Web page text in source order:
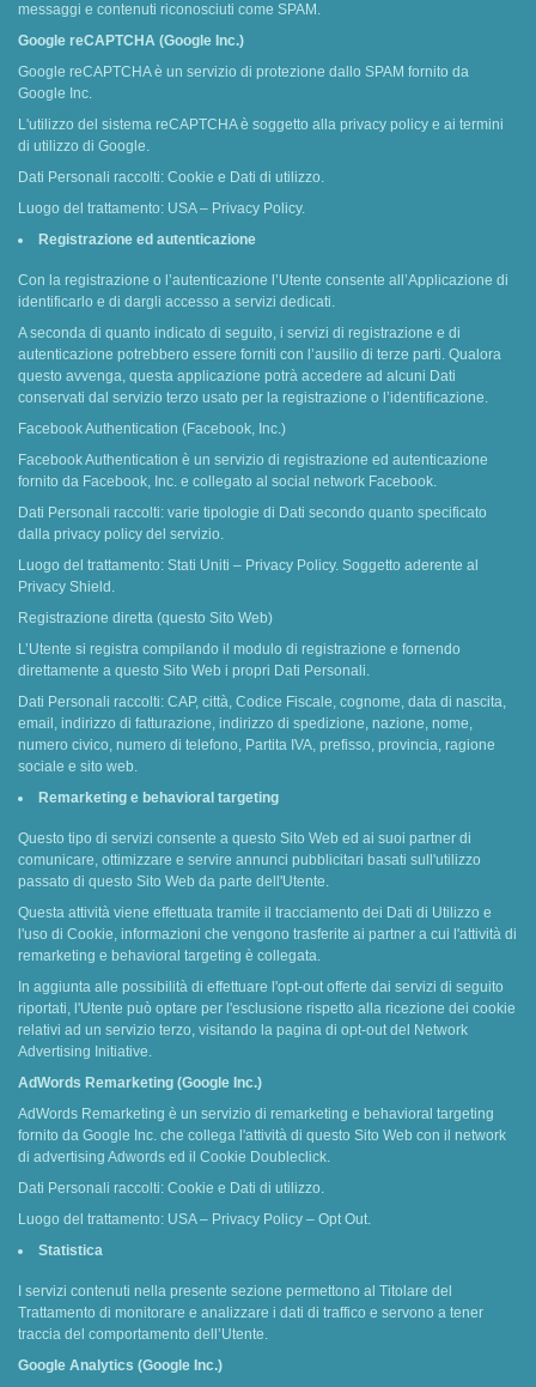
messaggi e contenuti riconosciuti come SPAM.
Google reCAPTCHA (Google Inc.)
Google reCAPTCHA è un servizio di protezione dallo SPAM fornito da
Google Inc.
L'utilizzo del sistema reCAPTCHA è soggetto alla privacy policy e ai termini
di utilizzo di Google.
Dati Personali raccolti: Cookie e Dati di utilizzo.
Luogo del trattamento: USA – Privacy Policy.
Registrazione ed autenticazione
Con la registrazione o l’autenticazione l’Utente consente all’Applicazione di
identificarlo e di dargli accesso a servizi dedicati.
A seconda di quanto indicato di seguito, i servizi di registrazione e di
autenticazione potrebbero essere forniti con l’ausilio di terze parti. Qualora
questo avvenga, questa applicazione potrà accedere ad alcuni Dati
conservati dal servizio terzo usato per la registrazione o l’identificazione.
Facebook Authentication (Facebook, Inc.)
Facebook Authentication è un servizio di registrazione ed autenticazione
fornito da Facebook, Inc. e collegato al social network Facebook.
Dati Personali raccolti: varie tipologie di Dati secondo quanto specificato
dalla privacy policy del servizio.
Luogo del trattamento: Stati Uniti – Privacy Policy. Soggetto aderente al
Privacy Shield.
Registrazione diretta (questo Sito Web)
L’Utente si registra compilando il modulo di registrazione e fornendo
direttamente a questo Sito Web i propri Dati Personali.
Dati Personali raccolti: CAP, città, Codice Fiscale, cognome, data di nascita,
email, indirizzo di fatturazione, indirizzo di spedizione, nazione, nome,
numero civico, numero di telefono, Partita IVA, prefisso, provincia, ragione
sociale e sito web.
Remarketing e behavioral targeting
Questo tipo di servizi consente a questo Sito Web ed ai suoi partner di
comunicare, ottimizzare e servire annunci pubblicitari basati sull'utilizzo
passato di questo Sito Web da parte dell'Utente.
Questa attività viene effettuata tramite il tracciamento dei Dati di Utilizzo e
l'uso di Cookie, informazioni che vengono trasferite ai partner a cui l'attività di
remarketing e behavioral targeting è collegata.
In aggiunta alle possibilità di effettuare l'opt-out offerte dai servizi di seguito
riportati, l'Utente può optare per l'esclusione rispetto alla ricezione dei cookie
relativi ad un servizio terzo, visitando la pagina di opt-out del Network
Advertising Initiative.
AdWords Remarketing (Google Inc.)
AdWords Remarketing è un servizio di remarketing e behavioral targeting
fornito da Google Inc. che collega l'attività di questo Sito Web con il network
di advertising Adwords ed il Cookie Doubleclick.
Dati Personali raccolti: Cookie e Dati di utilizzo.
Luogo del trattamento: USA – Privacy Policy – Opt Out.
Statistica
I servizi contenuti nella presente sezione permettono al Titolare del
Trattamento di monitorare e analizzare i dati di traffico e servono a tener
traccia del comportamento dell’Utente.
Google Analytics (Google Inc.)